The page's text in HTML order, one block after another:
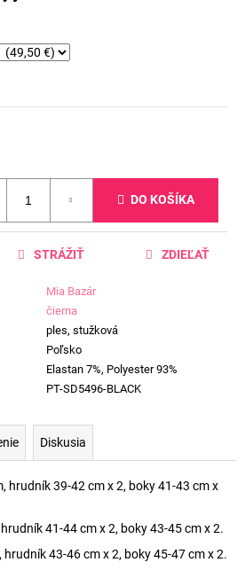
DO KOŠÍKA
Mia Bazár
čierna
ples, stužková
Poľsko
Elastan 7%, Polyester 93%
PT-SD5496-BLACK
STRÁŽIŤ ZDIEĽAŤ
Diskusia
hrudník 39-42 cm x 2, boky 41-43 cm x
41-44 cm x 2, boky 43-45 cm x 2.
43-46 cm x 2, boky 45-47 cm x 2.